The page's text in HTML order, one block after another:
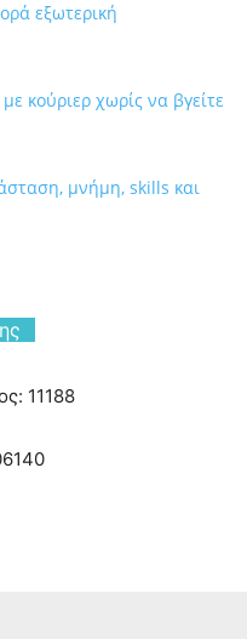
εξωτερική
κούριερ χωρίς να βγείτε
μνήμη, skills και
11188